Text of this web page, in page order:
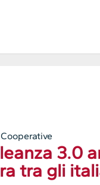
Cooperative
3.0
tra gli